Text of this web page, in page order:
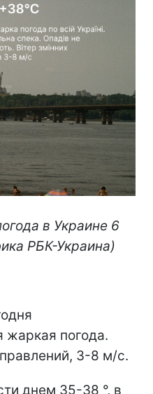
в Украине 6
РБК-Украина)
жаркая погода.
3-8 м/с.
днем 35-38 °, в